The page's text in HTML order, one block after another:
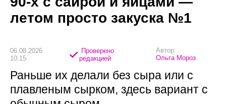
летом просто закуска №1
06.08.2026
10:15
Проверено
редакцией
Автор:
Ольга Мороз
Раньше их делали без сыра или с
плавленым сырком, здесь вариант с